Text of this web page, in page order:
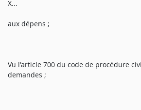
X...
aux dépens ;
Vu l'article 700 du code de procédure
demandes ;